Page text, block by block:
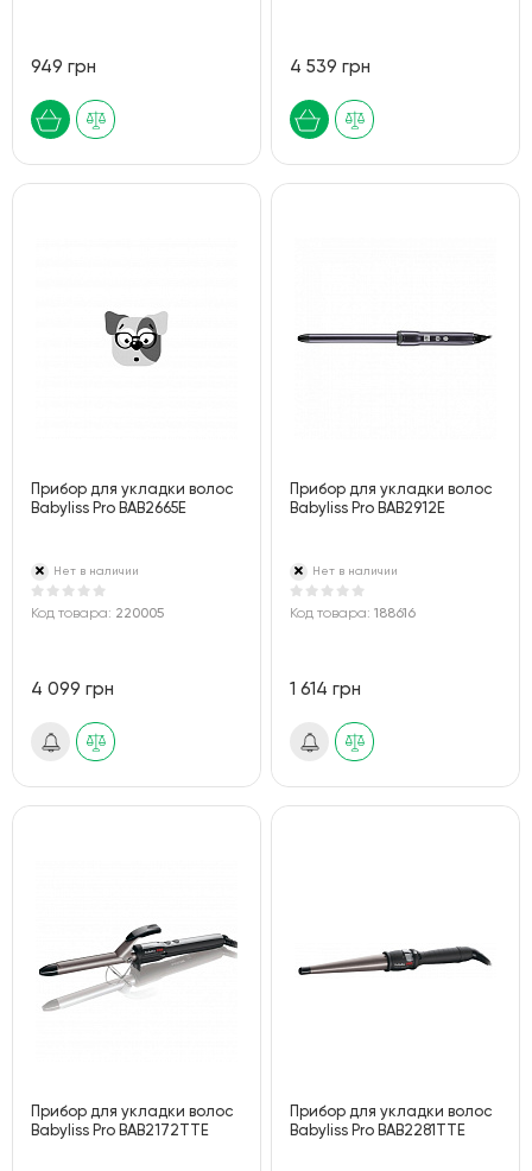
949 грн 4 539 грн
Прибор для укладки волос
Babyliss Pro BAB2665E
Нет в наличии
Код товара: 220005
4 099 грн
Прибор для укладки волос
Babyliss Pro BAB2912E
Нет в наличии
Код товара:188616
1 614 грн
Прибор для укладки волос
Babyliss Pro BAB2172TTE
Прибор для укладки волос
Babyliss Pro BAB2281TTE